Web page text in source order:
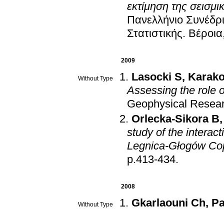
εκτίμηση της
Πανελλήνιο
Στατιστικής.
2009
Without Type Lasocki S,
Assessing the role
Geophysical
Orlecka-Sikora B
study of the
Legnica-Głogów
p.413-434.
2008
Without Type Gkarlaouni Ch,